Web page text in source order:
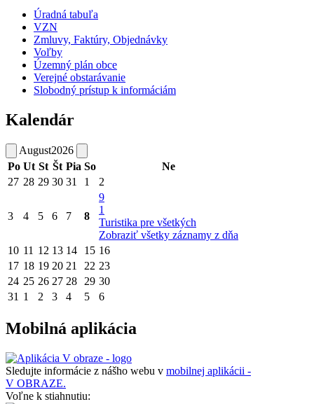
Úradná tabuľa
VZN
Zmluvy, Faktúry, Objednávky
Voľby
Územný plán obce
Verejné obstarávanie
Slobodný prístup k informáciám
Kalendár
August2026
Po Ut St Št Pia So
Ne
27 28 29 30 31 1 2
3 4 5 6 7 8
9
1
Turistika pre všetkých
Zobraziť všetky záznamy z dňa
10 11 12 13 14 15 16
17 18 19 20 21 22 23
24 25 26 27 28 29 30
31 1 2 3 4 5 6
Mobilná aplikácia
Sledujte informácie z nášho webu v mobilnej aplikácii -
V OBRAZE.
Voľne k stiahnutiu: